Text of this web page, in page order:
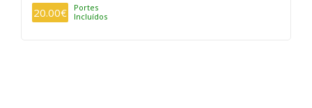
20.00€
Portes
Incluídos